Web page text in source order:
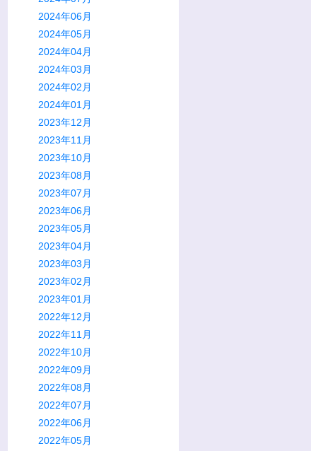
2024年06月
2024年05月
2024年04月
2024年03月
2024年02月
2024年01月
2023年12月
2023年11月
2023年10月
2023年08月
2023年07月
2023年06月
2023年05月
2023年04月
2023年03月
2023年02月
2023年01月
2022年12月
2022年11月
2022年10月
2022年09月
2022年08月
2022年07月
2022年06月
2022年05月